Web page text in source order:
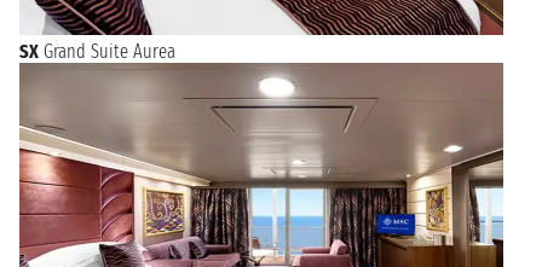
SX Grand Suite Aurea